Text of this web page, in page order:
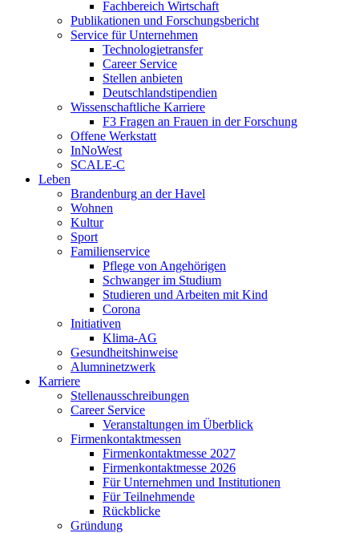
Fachbereich Wirtschaft
Publikationen und Forschungsbericht
Service für Unternehmen
Technologietransfer
Career Service
Stellen anbieten
Deutschlandstipendien
Wissenschaftliche Karriere
F3 Fragen an Frauen in der Forschung
Offene Werkstatt
InNoWest
SCALE-C
Leben
Brandenburg an der Havel
Wohnen
Kultur
Sport
Familienservice
Pflege von Angehörigen
Schwanger im Studium
Studieren und Arbeiten mit Kind
Corona
Initiativen
Klima-AG
Gesundheitshinweise
Alumninetzwerk
Karriere
Stellenausschreibungen
Career Service
Veranstaltungen im Überblick
Firmenkontaktmessen
Firmenkontaktmesse 2027
Firmenkontaktmesse 2026
Für Unternehmen und Institutionen
Für Teilnehmende
Rückblicke
Gründung